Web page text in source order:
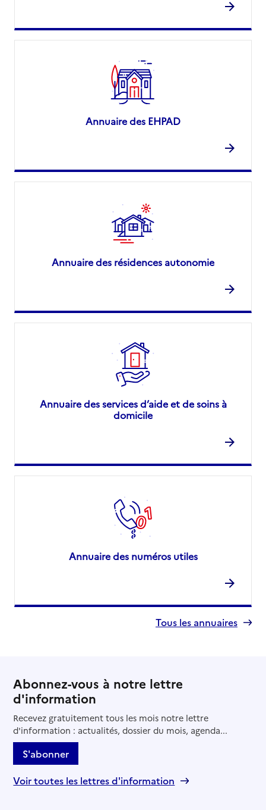
Annuaire des EHPAD
Annuaire des résidences autonomie
Annuaire des services d’aide et de soins à
domicile
Annuaire des numéros utiles
Tous les annuaires
Abonnez-vous à notre lettre
d'information
Recevez gratuitement tous les mois notre lettre
d'information : actualités, dossier du mois, agenda...
S'abonner
Voir toutes les lettres d'information